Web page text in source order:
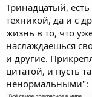
Тринадцатый,
техникой, да и с
жизнь в то, что
наслаждаешься
и другие.
цитатой, и пусть
ненормальными":